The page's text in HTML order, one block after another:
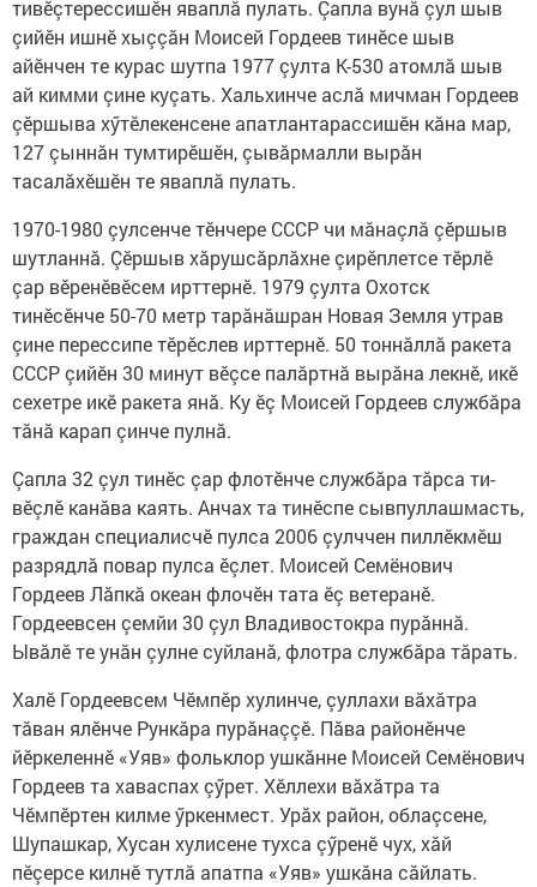
тивӗçтерессишӗн явап­лă пулать. Çапла вунă çул шыв
çийӗн ишнӗ хыççăн Моисей Гордеев тинӗсе шыв
айӗнчен те курас шутпа 1977 çулта К-530 атомлă шыв
ай кимми çине куçать. Хальхинче аслă мичман Гордеев
çӗршыва хӳтӗлекенсене апатлантарассишӗн кăна мар,
127 çыннăн тумтирӗшӗн, çывăрмалли вырăн
тасалăхӗшӗн те яваплă пулать.
1970-1980 çулсенче тӗнчере СССР чи мăнаçлă çӗршыв
шутланнă. Çӗршыв хăрушсăрлăхне çирӗплетсе тӗрлӗ
çар вӗренӗвӗсем ирттернӗ. 1979 çулта Охотск
тинӗсӗнче 50-70 метр тарăнăшран Новая Земля утрав
çине перессипе тӗрӗслев ирттернӗ. 50 тоннăллă ракета
СССР çийӗн 30 минут вӗçсе палăртнă вырăна лекнӗ, икӗ
сехетре икӗ ракета янă. Ку ӗç Моисей Гордеев службăра
тăнă карап çинче пулнă.
Çапла 32 çул тинӗс çар флотӗнче службăра тăрса ти­
вӗçлӗ канăва каять. Анчах та тинӗспе сывпуллашмасть,
граждан специалисчӗ пулса 2006 çулччен пиллӗкмӗш
разрядлă повар пулса ӗçлет. Моисей Семёнович
Гордеев Лăпкă океан флочӗн тата ӗç ветеранӗ.
Гордеевсен çемйи 30 çул Владивостокра пурăннă.
Ывăлӗ те унăн çулне суйланă, флотра службăра тăрать.
Халӗ Гордеевсем Чӗмпӗр хулинче, çуллахи вăхăтра
тăван ялӗнче Рункăра пурăнаççӗ. Пăва районӗнче
йӗркеленнӗ «Уяв» фольклор ушкăнне Моисей Семёнович
Гордеев та хаваспах çӳрет. Хӗллехи вăхăтра та
Чӗмпӗртен килме ӳркенмест. Урăх район, облаçсене,
Шупашкар, Хусан хулисене тухса çӳренӗ чух, хăй
пӗçерсе килнӗ тутлă апатпа «Уяв» ушкăна сăйлать.